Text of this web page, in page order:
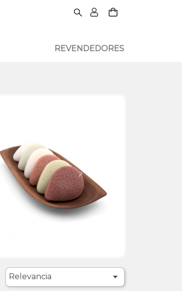
REVENDEDORES
Relevancia 